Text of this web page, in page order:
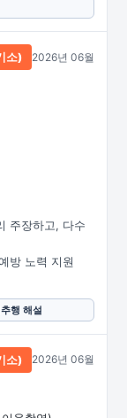
소) 2026년 06월
주장하고, 다수
방 노력 지원
행 해설
소) 2026년 06월